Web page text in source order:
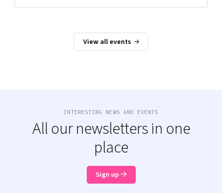
View all events
INTERESTING NEWS AND EVENTS
All our newsletters in one
place
Sign up